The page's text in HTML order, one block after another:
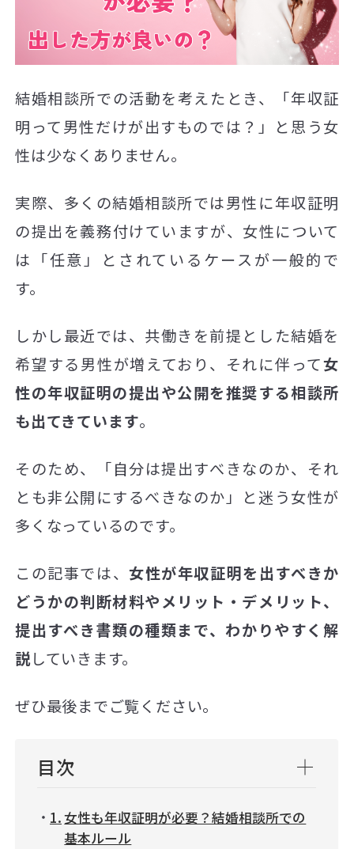
結婚相談所での活動を考えたとき、「年収証
明って男性だけが出すものでは？」と思う女
性は少なくありません。
実際、多くの結婚相談所では男性に年収証明
の提出を義務付けていますが、女性について
は「任意」とされているケースが一般的で
す。
しかし最近では、共働きを前提とした結婚を
希望する男性が増えており、それに伴って女
性の年収証明の提出や公開を推奨する相談所
も出てきています。
そのため、「自分は提出すべきなのか、それ
とも非公開にするべきなのか」と迷う女性が
多くなっているのです。
この記事では、女性が年収証明を出すべきか
どうかの判断材料やメリット・デメリット、
提出すべき書類の種類まで、わかりやすく解
説していきます。
ぜひ最後までご覧ください。
目次
女性も年収証明が必要？結婚相談所での
基本ルール